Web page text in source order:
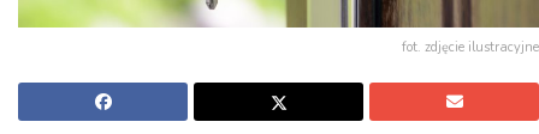
fot. zdjęcie ilustracyjne